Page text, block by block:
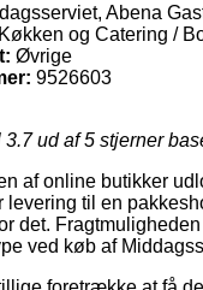
Abena
Køkken og Catering /
Øvrige
9526603
3.7ud af 5 stjerner
af online butikker
levering til en
det.
ved køb af